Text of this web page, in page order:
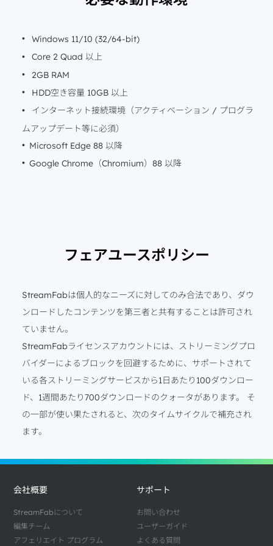
Windows 11/10 (32/64-bit)
Core 2 Quad 以上
2GB RAM
HDD空き容量 10GB 以上
インターネット接続環境（アクティベーション / プログラ
ムアップデート等に必須）
Microsoft Edge 88 以降
Google Chrome（Chromium）88 以降
フェアユースポリシー
StreamFabは個人的なニーズに対してのみ合法であり、ダウ
ンロードしたコンテンツを第三者と共有することは許可され
ていません。
StreamFabライセンスアカウントには、ストリーミングプロ
バイダーによるブロックを回避するために、サポートされて
いる各ストリーミングサービスから1日あたり100ダウンロー
ド、1週間あたり700ダウンロードのクォータがあります。 そ
の一部が使い果たされると、次のタイムサイクルで補充され
ます。
会社概要
StreamFabについて
編集チーム
アフェリエイト プログラム
サポート
お問い合わせ
ユーザーガイド
よくある質問